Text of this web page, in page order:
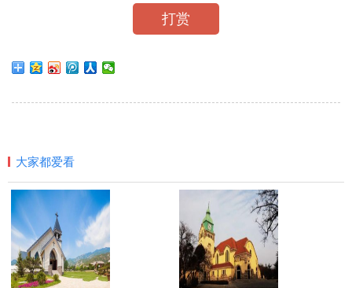
打赏
大家都爱看